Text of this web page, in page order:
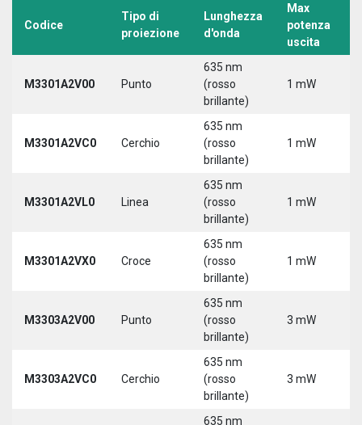
Codice
Tipo di
proiezione
Lunghezza
d'onda
Max
potenza
uscita
M3301A2V00 Punto
635 nm
(rosso
brillante)
1 mW
M3301A2VC0 Cerchio
635 nm
(rosso
brillante)
1 mW
M3301A2VL0 Linea
635 nm
(rosso
brillante)
1 mW
M3301A2VX0 Croce
635 nm
(rosso
brillante)
1 mW
M3303A2V00 Punto
635 nm
(rosso
brillante)
3 mW
M3303A2VC0 Cerchio
635 nm
(rosso
brillante)
3 mW
635 nm